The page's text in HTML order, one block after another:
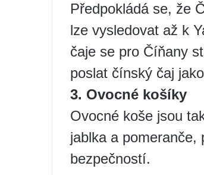
Předpokládá se, že
lze vysledovat až k
čaje se pro Číňany
poslat čínský čaj
3. Ovocné košíky
Ovocné koše jsou
jablka a
bezpečností.